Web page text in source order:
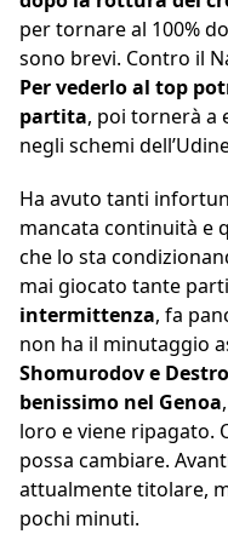
per tornare al 100%
sono brevi. Contro il
Per vederlo al top
partita, poi tornerà a
negli schemi
Ha avuto tanti
mancata continuità e
che lo sta
mai giocato tante
intermittenza, fa
non ha il minutaggio
Shomurodov e
benissimo nel Genoa
loro e viene ripagato.
possa cambiare.
attualmente titolare,
pochi minuti.